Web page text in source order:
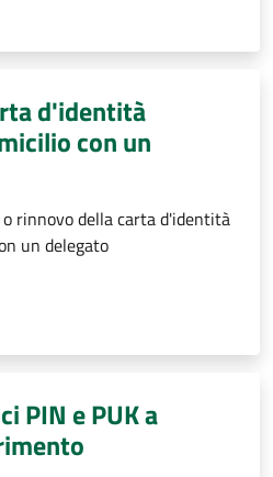
d'identità
con un
rinnovo della carta d'identità
un delegato
PIN e PUK a